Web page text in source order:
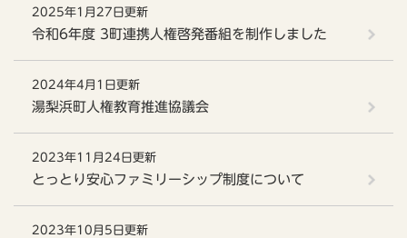
2025年1月27日更新
令和6年度 3町連携人権啓発番組を制作しました
2024年4月1日更新
湯梨浜町人権教育推進協議会
2023年11月24日更新
とっとり安心ファミリーシップ制度について
2023年10月5日更新